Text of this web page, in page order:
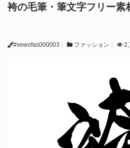
袴の毛筆・筆文字フリー素
#vewofas000003 ファッション